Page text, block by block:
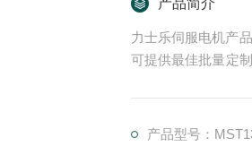
力士乐伺服电机产
可提供最佳批量定
产品型号：